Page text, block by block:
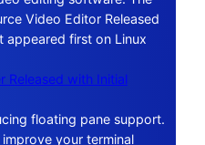
Video Editor Released
appeared first on Linux
Released with Initial
floating pane support.
your terminal